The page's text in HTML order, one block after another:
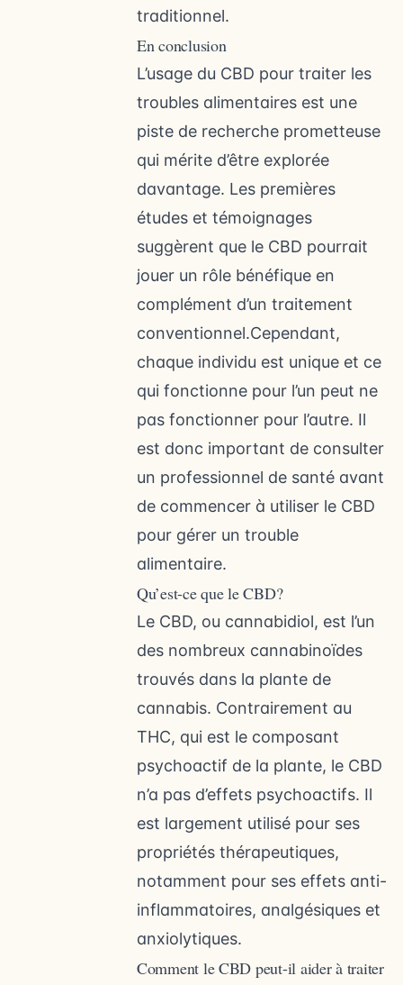
traditionnel.
En conclusion
L’usage du CBD pour traiter les
troubles alimentaires est une
piste de recherche prometteuse
qui mérite d’être explorée
davantage. Les premières
études et témoignages
suggèrent que le CBD pourrait
jouer un rôle bénéfique en
complément d’un traitement
conventionnel.Cependant,
chaque individu est unique et ce
qui fonctionne pour l’un peut ne
pas fonctionner pour l’autre. Il
est donc important de consulter
un professionnel de santé avant
de commencer à utiliser le CBD
pour gérer un trouble
alimentaire.
Qu’est-ce que le CBD?
Le CBD, ou cannabidiol, est l’un
des nombreux cannabinoïdes
trouvés dans la plante de
cannabis. Contrairement au
THC, qui est le composant
psychoactif de la plante, le CBD
n’a pas d’effets psychoactifs. Il
est largement utilisé pour ses
propriétés thérapeutiques,
notamment pour ses effets anti-
inflammatoires, analgésiques et
anxiolytiques.
Comment le CBD peut-il aider à traiter